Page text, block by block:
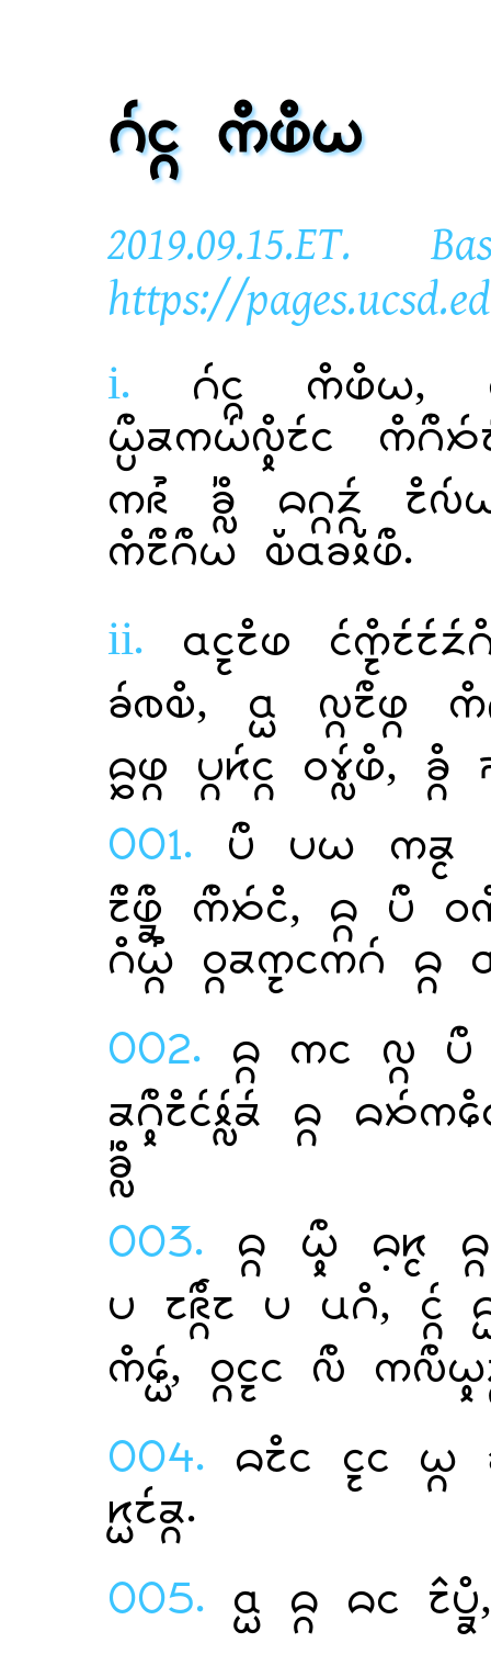
 
https://
i.  ,

  
 .
ii. 
,  
 
001.   
 ,  
  
002.    
 

003.   
   ,  
,  
004.   
.
005.   